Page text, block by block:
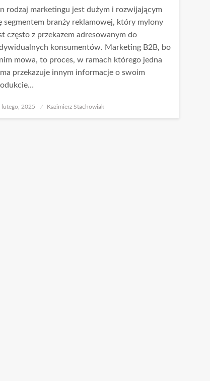
rodzaj marketingu jest dużym i rozwijającym
segmentem branży reklamowej, który mylony
często z przekazem adresowanym do
konsumentów. Marketing B2B, bo
mowa, to proces, w ramach którego jedna
przekazuje innym informacje o swoim
lutego, 2025 Kazimierz Stachowiak